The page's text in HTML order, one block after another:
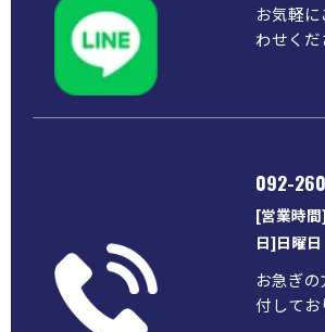
お気軽
わせくだ
092-
[営業時
日]日曜日
お急ぎ
付して